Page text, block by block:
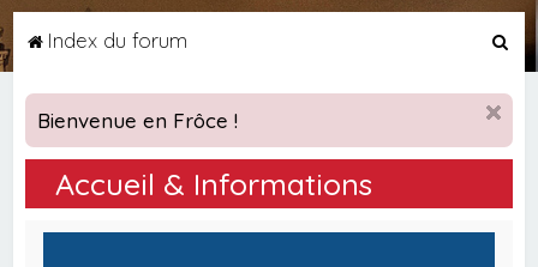
Index du forum
c
h
r
Bienvenue en Frôce !
Accueil & Informations